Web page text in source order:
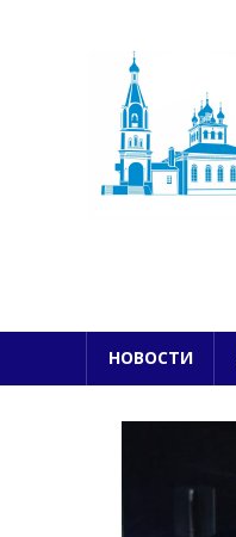
НОВОСТИ